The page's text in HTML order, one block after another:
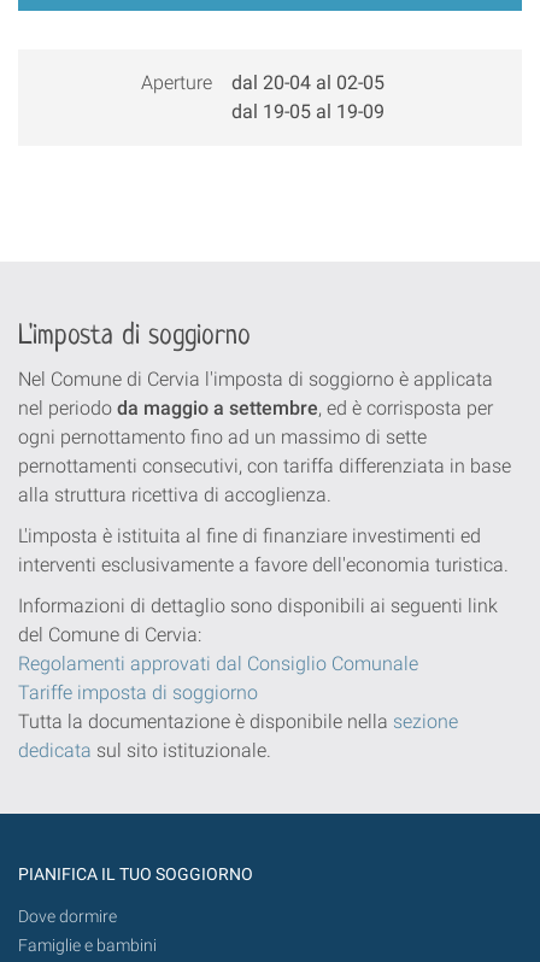
Aperture
dal 20-04 al 02-05
dal 19-05 al 19-09
L'imposta di soggiorno
Nel Comune di Cervia l'imposta di soggiorno è applicata
nel periodo da maggio a settembre, ed è corrisposta per
ogni pernottamento fino ad un massimo di sette
pernottamenti consecutivi, con tariffa differenziata in base
alla struttura ricettiva di accoglienza.
L'imposta è istituita al fine di finanziare investimenti ed
interventi esclusivamente a favore dell'economia turistica.
Informazioni di dettaglio sono disponibili ai seguenti link
del Comune di Cervia:
Regolamenti approvati dal Consiglio Comunale
Tariffe imposta di soggiorno
Tutta la documentazione è disponibile nella sezione
dedicata sul sito istituzionale.
PIANIFICA IL TUO SOGGIORNO
Dove dormire
Famiglie e bambini